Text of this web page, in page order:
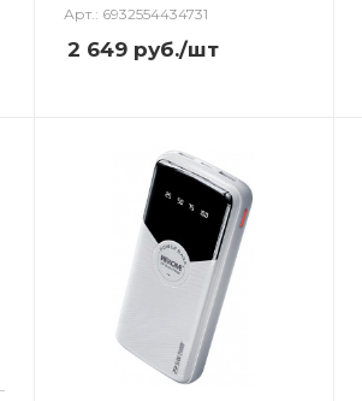
Арт.: 6932554434731
2 649 руб./шт